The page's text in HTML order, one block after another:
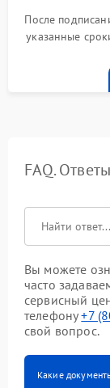
После
указанные
FAQ.
Вы можете
часто
сервисный
телефону+7
свой вопрос.
Какие